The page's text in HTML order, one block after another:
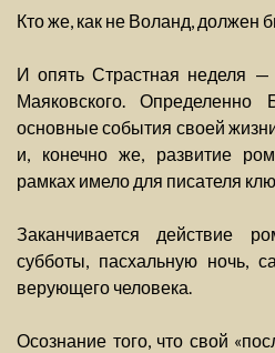
Кто же, как не Воланд, должен
И опять Страстная неделя —
Маяковского. Определенно
основные события своей
и, конечно же, развитие
рамках имело для писателя
Заканчивается действие
субботы, пасхальную ночь,
верующего человека.
Осознание того, что свой